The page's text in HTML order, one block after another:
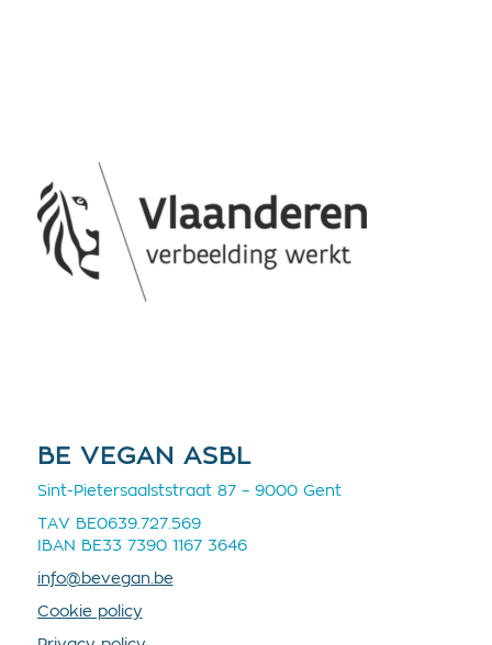
BE VEGAN ASBL
Sint-Pietersaalststraat 87 – 9000 Gent
TAV BE0639.727.569
IBAN BE33 7390 1167 3646
info@bevegan.be
Cookie policy